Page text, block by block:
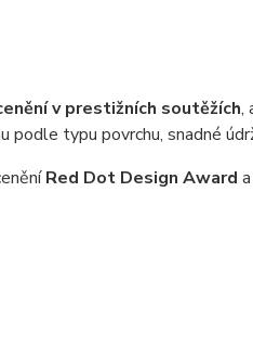
v prestižních soutěžích,
podle typu povrchu, snadné
Red Dot Design Award